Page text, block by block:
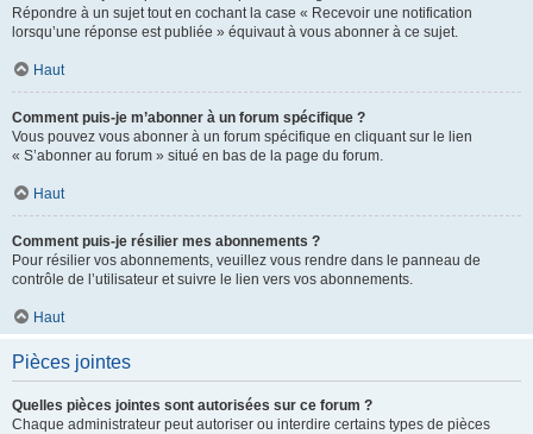
Répondre à un sujet tout en cochant la case « Recevoir une notification
lorsqu’une réponse est publiée » équivaut à vous abonner à ce sujet.
Haut
Comment puis-je m’abonner à un forum spécifique ?
Vous pouvez vous abonner à un forum spécifique en cliquant sur le lien
« S’abonner au forum » situé en bas de la page du forum.
Haut
Comment puis-je résilier mes abonnements ?
Pour résilier vos abonnements, veuillez vous rendre dans le panneau de
contrôle de l’utilisateur et suivre le lien vers vos abonnements.
Haut
Pièces jointes
Quelles pièces jointes sont autorisées sur ce forum ?
Chaque administrateur peut autoriser ou interdire certains types de pièces